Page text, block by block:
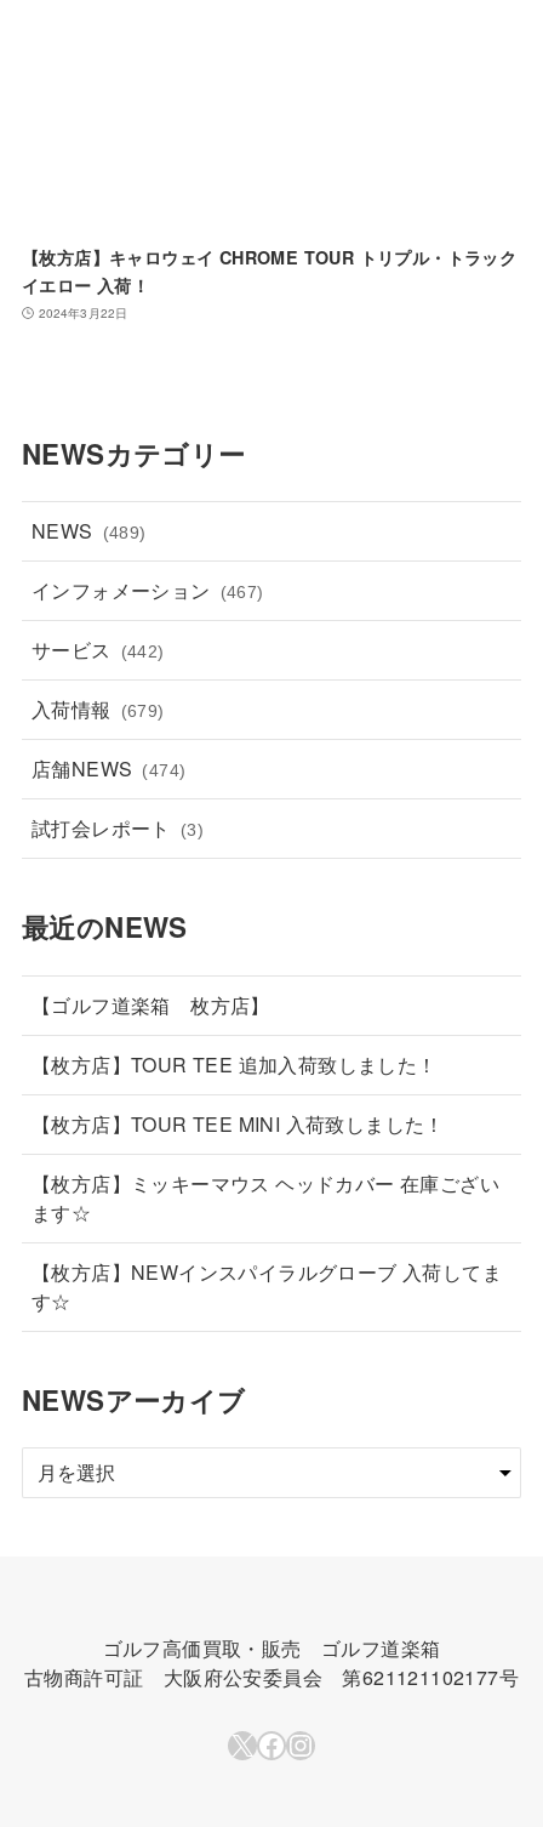
【枚方店】キャロウェイ CHROME TOUR トリプル・トラック
イエロー 入荷！
2024年3月22日
NEWSカテゴリー
NEWS (489)
インフォメーション (467)
サービス (442)
入荷情報 (679)
店舗NEWS (474)
試打会レポート (3)
最近のNEWS
【ゴルフ道楽箱 枚方店】
【枚方店】TOUR TEE 追加入荷致しました！
【枚方店】TOUR TEE MINI 入荷致しました！
【枚方店】ミッキーマウス ヘッドカバー 在庫ござい
ます☆
【枚方店】NEWインスパイラルグローブ 入荷してま
す☆
NEWSアーカイブ
NEWS
ア
ゴルフ高価買取・販売 ゴルフ道楽箱
古物商許可証 大阪府公安委員会 第621121102177号
X Facebook
Instagram